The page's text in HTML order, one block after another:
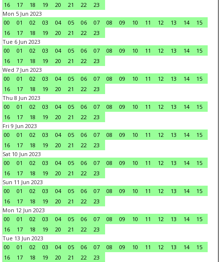
16
17 18 19 20 21 22
23
Mon 5 Jun 2023
00
01 02 03 04 05 06 07 08 09 10 11 12 13 14
15
16
17 18 19 20 21 22
23
Tue 6 Jun 2023
00
01 02 03 04 05 06 07 08 09 10 11 12 13 14
15
16
17 18 19 20 21 22
23
Wed 7 Jun 2023
00
01 02 03 04 05 06 07 08 09 10 11 12 13 14
15
16
17 18 19 20 21 22
23
Thu 8 Jun 2023
00
01 02 03 04 05 06 07 08 09 10 11 12 13 14
15
16
17 18 19 20 21 22
23
Fri 9 Jun 2023
00
01 02 03 04 05 06 07 08 09 10 11 12 13 14
15
16
17 18 19 20 21 22
23
Sat 10 Jun 2023
00
01 02 03 04 05 06 07 08 09 10 11 12 13 14
15
16
17 18 19 20 21 22
23
Sun 11 Jun 2023
00
01 02 03 04 05 06 07 08 09 10 11 12 13 14
15
16
17 18 19 20 21 22
23
Mon 12 Jun 2023
00
01 02 03 04 05 06 07 08 09 10 11 12 13 14
15
16
17 18 19 20 21 22
23
Tue 13 Jun 2023
00
01 02 03 04 05 06 07 08 09 10 11 12 13 14
15
16
17 18 19 20 21 22
23